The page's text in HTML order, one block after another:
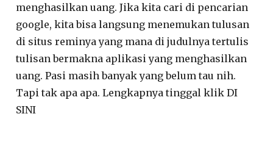
menghasilkan uang. Jika kita cari di pencarian
google, kita bisa langsung menemukan tulusan
di situs reminya yang mana di judulnya tertulis
tulisan bermakna aplikasi yang menghasilkan
uang. Pasi masih banyak yang belum tau nih.
Tapi tak apa apa. Lengkapnya tinggal klik DI
SINI